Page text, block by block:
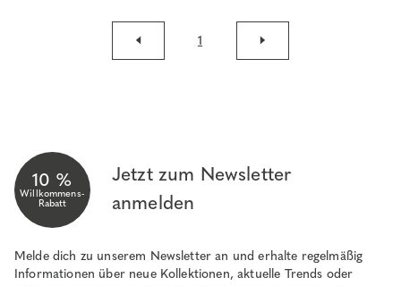
1
10 %
Willkommens-
Rabatt
Jetzt zum Newsletter
anmelden
Melde dich zu unserem Newsletter an und erhalte regelmäßig
Informationen über neue Kollektionen, aktuelle Trends oder